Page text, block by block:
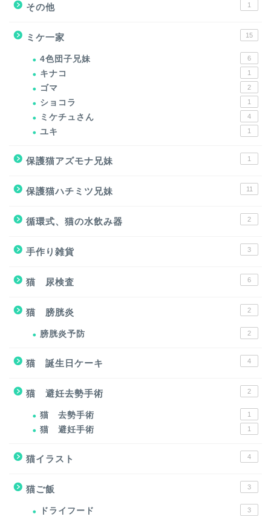
その他 1
ミケ一家 15
4色団子兄妹 6
キナコ 1
ゴマ 2
ショコラ 1
ミケチュさん 4
ユキ 1
保護猫アズモナ兄妹 1
保護猫ハチミツ兄妹 11
循環式、猫の水飲み器 2
手作り雑貨 3
猫 尿検査 6
猫 膀胱炎 2
膀胱炎予防 2
猫 誕生日ケーキ 4
猫 避妊去勢手術 2
猫 去勢手術 1
猫 避妊手術 1
猫イラスト 4
猫ご飯 3
ドライフード 3